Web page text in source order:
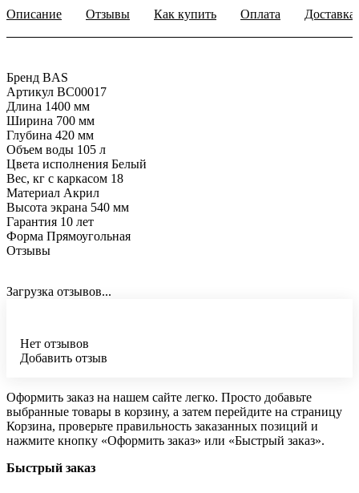
Описание Отзывы Как купить Оплата Доставка
Бренд BAS
Артикул ВС00017
Длина 1400 мм
Ширина 700 мм
Глубина 420 мм
Объем воды 105 л
Цвета исполнения Белый
Вес, кг с каркасом 18
Материал Акрил
Высота экрана 540 мм
Гарантия 10 лет
Форма Прямоугольная
Отзывы
Загрузка отзывов...
Нет отзывов
Добавить отзыв
Оформить заказ на нашем сайте легко. Просто добавьте
выбранные товары в корзину, а затем перейдите на страницу
Корзина, проверьте правильность заказанных позиций и
нажмите кнопку «Оформить заказ» или «Быстрый заказ».
Быстрый заказ